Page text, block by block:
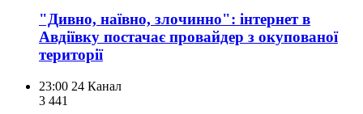
"Дивно, наївно, злочинно": інтернет в
Авдіївку постачає провайдер з окупованої
території
23:00 24 Канал
3 441